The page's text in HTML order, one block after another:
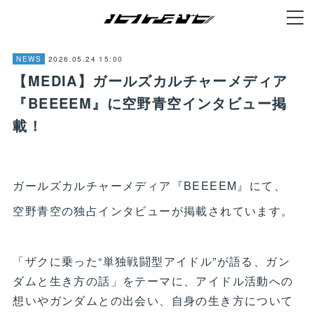
NEWS 2026.05.24 15:00
【MEDIA】ガールズカルチャーメディア
『BEEEEM』に空野青空インタビュー掲
載！
ガールズカルチャーメディア『BEEEEM』にて、
空野青空の独占インタビューが掲載されています。
「ザクに乗った“単独戦闘型アイドル”が語る、ガン
ダムと生き方の話」をテーマに、アイドル活動への
想いやガンダムとの出会い、自身の生き方について